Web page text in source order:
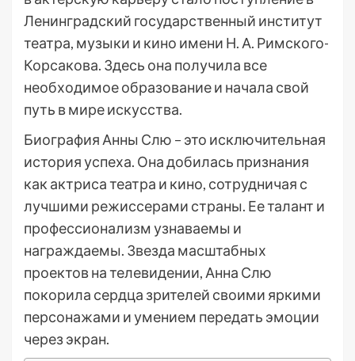
Ленинградский государственный институт
театра, музыки и кино имени Н. А. Римского-
Корсакова. Здесь она получила все
необходимое образование и начала свой
путь в мире искусства.
Биография Анны Слю – это исключительная
история успеха. Она добилась признания
как актриса театра и кино, сотрудничая с
лучшими режиссерами страны. Ее талант и
профессионализм узнаваемы и
награждаемы. Звезда масштабных
проектов на телевидении, Анна Слю
покорила сердца зрителей своими яркими
персонажами и умением передать эмоции
через экран.